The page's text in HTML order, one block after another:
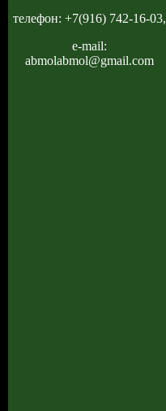
телефон: +7(916) 742-16-03,
e-mail:
abmolabmol@gmail.com